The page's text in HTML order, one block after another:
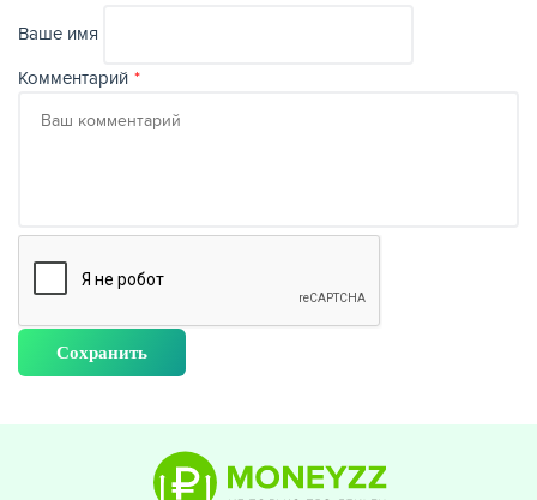
РЕЙТИНГ БАНКОВ
Ваше имя
Комментарий